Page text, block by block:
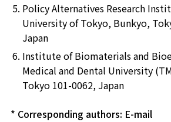
Policy Alternatives Research
University of Tokyo, Bunkyo,
Japan
Institute of Biomaterials and
Medical and Dental University
Tokyo 101-0062, Japan
* Corresponding authors: E-mail